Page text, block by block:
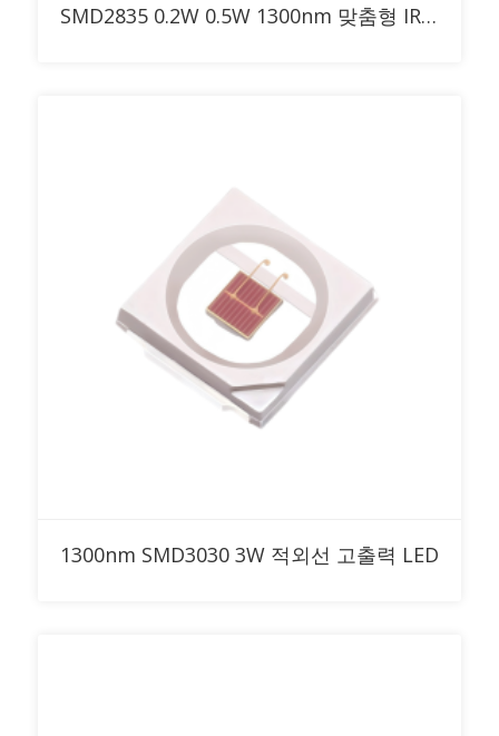
SMD2835 0.2W 0.5W 1300nm 맞춤형 IR LED (30°, 60°, 90° 돔 렌즈 포함)
RFQ에 추가
1300nm SMD3030 3W 적외선 고출력 LED